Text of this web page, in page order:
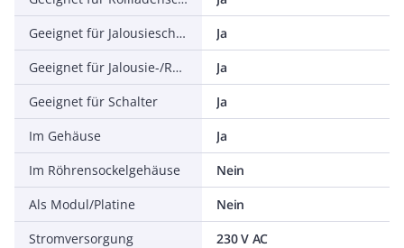
Geeignet für Jalousieschalter
Ja
Geeignet für Jalousie-/Rollladenschalter
Ja
Geeignet für Schalter
Ja
Im Gehäuse
Ja
Im Röhrensockelgehäuse
Nein
Als Modul/Platine
Nein
Stromversorgung
230 V AC